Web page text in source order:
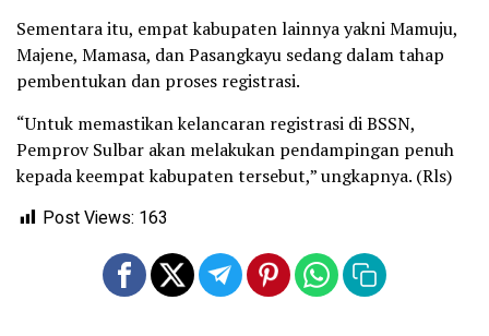
Sementara itu, empat kabupaten lainnya yakni Mamuju,
Majene, Mamasa, dan Pasangkayu sedang dalam tahap
pembentukan dan proses registrasi.
“Untuk memastikan kelancaran registrasi di BSSN,
Pemprov Sulbar akan melakukan pendampingan penuh
kepada keempat kabupaten tersebut,” ungkapnya. (Rls)
Post Views: 163